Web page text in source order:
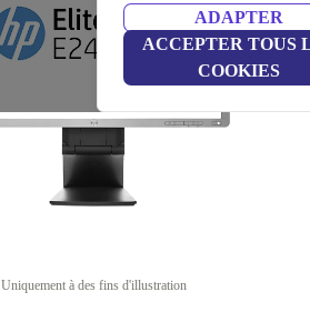
ADAPTER
ACCEPTER TOUS
COOKIES
Uniquement à des fins d'illustration